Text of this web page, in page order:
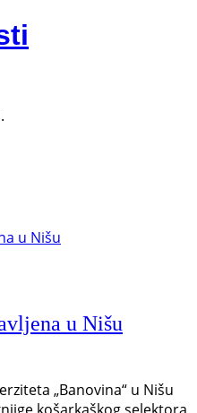
u Nišu
„Banovina“ u Nišu